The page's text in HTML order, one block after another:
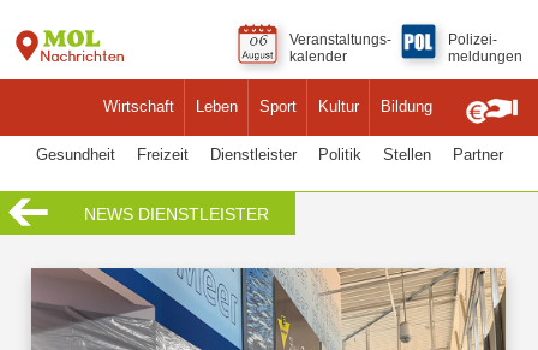
Wirtschaft Leben Sport Kultur Bildung
Veranstaltungs-
kalender
Polizei-
meldungen
Gesundheit Freizeit Dienstleister Politik Stellen Partner
NEWS DIENSTLEISTER